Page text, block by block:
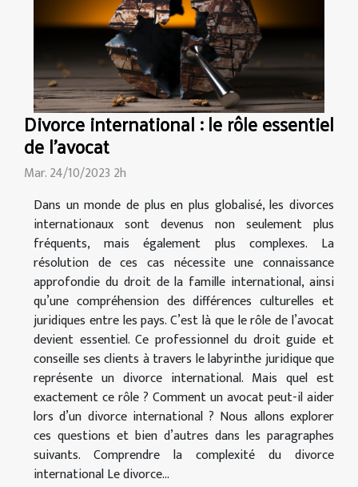
Divorce international : le rôle essentiel
de l'avocat
Mar. 24/10/2023 2h
Dans un monde de plus en plus globalisé, les divorces
internationaux sont devenus non seulement plus
fréquents, mais également plus complexes. La
résolution de ces cas nécessite une connaissance
approfondie du droit de la famille international, ainsi
qu’une compréhension des différences culturelles et
juridiques entre les pays. C’est là que le rôle de l’avocat
devient essentiel. Ce professionnel du droit guide et
conseille ses clients à travers le labyrinthe juridique que
représente un divorce international. Mais quel est
exactement ce rôle ? Comment un avocat peut-il aider
lors d’un divorce international ? Nous allons explorer
ces questions et bien d’autres dans les paragraphes
suivants. Comprendre la complexité du divorce
international Le divorce...